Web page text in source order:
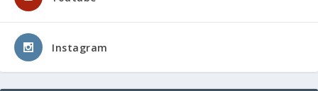
Instagram